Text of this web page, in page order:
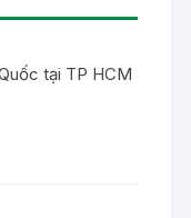
tại TP HCM